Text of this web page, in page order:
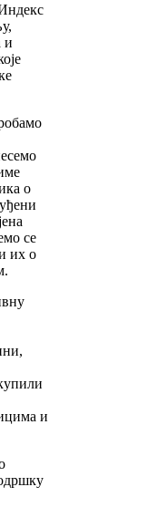
и
о
се
их о
и